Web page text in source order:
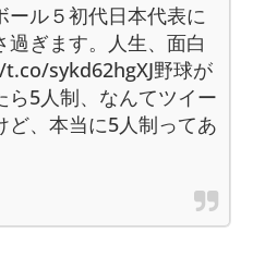
ール５初代日本代表に
ぎます。人生、面白
sykd62hgXJ野球が
ら5人制、なんてツイー
ど、本当に5人制ってあ